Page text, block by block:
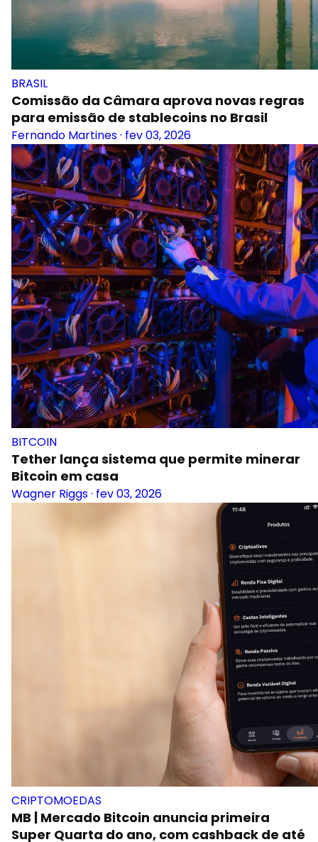
BRASIL
Comissão da Câmara aprova novas regras
para emissão de stablecoins no Brasil
Fernando Martines· fev 03, 2026
BITCOIN
Tether lança sistema que permite minerar
Bitcoin em casa
Wagner Riggs· fev 03, 2026
CRIPTOMOEDAS
MB | Mercado Bitcoin anuncia primeira
Super Quarta do ano, com cashback de até